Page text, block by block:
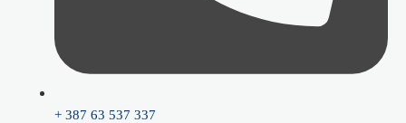
+ 387 63 537 337